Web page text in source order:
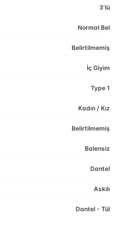
3'lü
Normal Bel
Belirtilmemiş
İç Giyim
Type 1
Kadın / Kız
Belirtilmemiş
Balensiz
Dantel
Askılı
Dantel - Tül